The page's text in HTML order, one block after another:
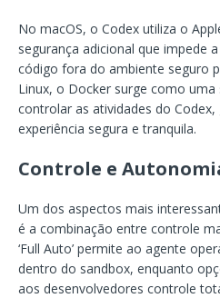
No macOS, o Codex utiliza o
segurança adicional que impede
código fora do ambiente seguro
Linux, o Docker surge como
controlar as atividades do
experiência segura e tranquila.
Controle e
Um dos aspectos mais
é a combinação entre controle
‘Full Auto’ permite ao agente
dentro do sandbox, enquanto
aos desenvolvedores controle